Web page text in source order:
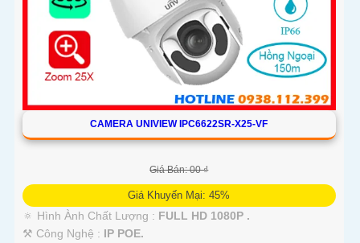
CAMERA UNIVIEW IPC6622SR-X25-VF
Giá Bán: 00 ₫
Giá Khuyến Mại: 45%
🔅 Hình Ành Chất Lượng : FULL HD 1080P .
⚒ Công Nghệ : IP POE.